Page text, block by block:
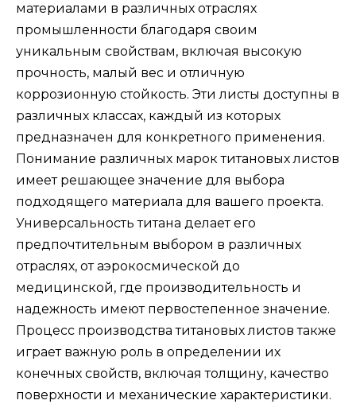
материалами в различных отраслях
промышленности благодаря своим
уникальным свойствам, включая высокую
прочность, малый вес и отличную
коррозионную стойкость. Эти листы доступны в
различных классах, каждый из которых
предназначен для конкретного применения.
Понимание различных марок титановых листов
имеет решающее значение для выбора
подходящего материала для вашего проекта.
Универсальность титана делает его
предпочтительным выбором в различных
отраслях, от аэрокосмической до
медицинской, где производительность и
надежность имеют первостепенное значение.
Процесс производства титановых листов также
играет важную роль в определении их
конечных свойств, включая толщину, качество
поверхности и механические характеристики.